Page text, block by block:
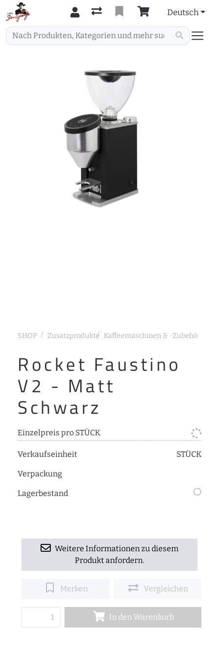
Deutsch
SHOP Zusatzprodukte Kaffeemaschinen & -Zubehör
Rocket Faustino
V2 - Matt
Schwarz
Einzelpreis pro STÜCK
Verkaufseinheit STÜCK
Verpackung
Lagerbestand
Weitere Informationen zu diesem
Produkt anfordern.
Merken Vergleichen
In den Warenkorb